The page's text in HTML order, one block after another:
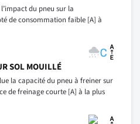
du pneu sur la
de consommation faible [A] à
SOL MOUILLÉ
la capacité du pneu à freiner sur
de freinage courte [A] à la plus